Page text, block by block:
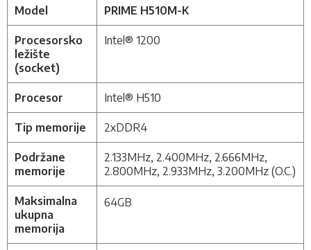
Model PRIME H510M-K
Procesorsko
ležište
(socket)
Intel® 1200
Procesor Intel® H510
Tip memorije 2xDDR4
Podržane
memorije
2.133MHz, 2.400MHz, 2.666MHz,
2.800MHz, 2.933MHz, 3.200MHz (O.C.)
Maksimalna
ukupna
memorija
64GB